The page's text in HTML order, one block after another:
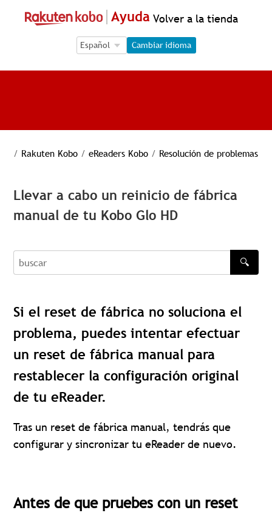
Ayuda Volver a la tienda
Language Selection
Language Selection
Cambiar idioma
/ Rakuten Kobo / eReaders Kobo / Resolución de problemas
Llevar a cabo un reinicio de fábrica
manual de tu Kobo Glo HD
buscar
🔍
Si el reset de fábrica no soluciona el
problema, puedes intentar efectuar
un reset de fábrica manual para
restablecer la configuración original
de tu eReader.
Tras un reset de fábrica manual, tendrás que
configurar y sincronizar tu eReader de nuevo.
Antes de que pruebes con un reset